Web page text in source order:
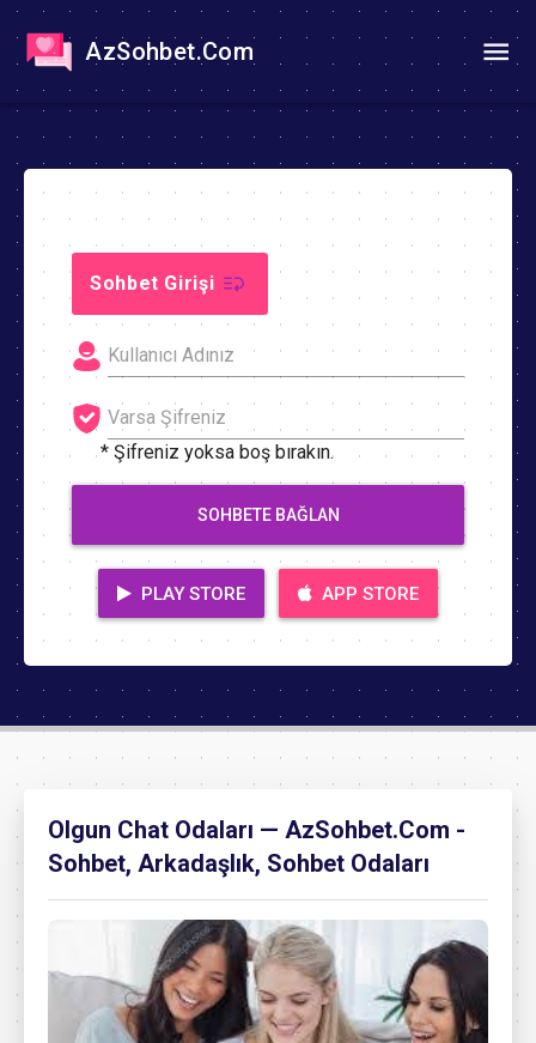
AzSohbet.Com
Sohbet Girişi
* Şifreniz yoksa boş bırakın.
SOHBETE BAĞLAN
PLAY STORE APP STORE
Olgun Chat Odaları — AzSohbet.Com -
Sohbet, Arkadaşlık, Sohbet Odaları